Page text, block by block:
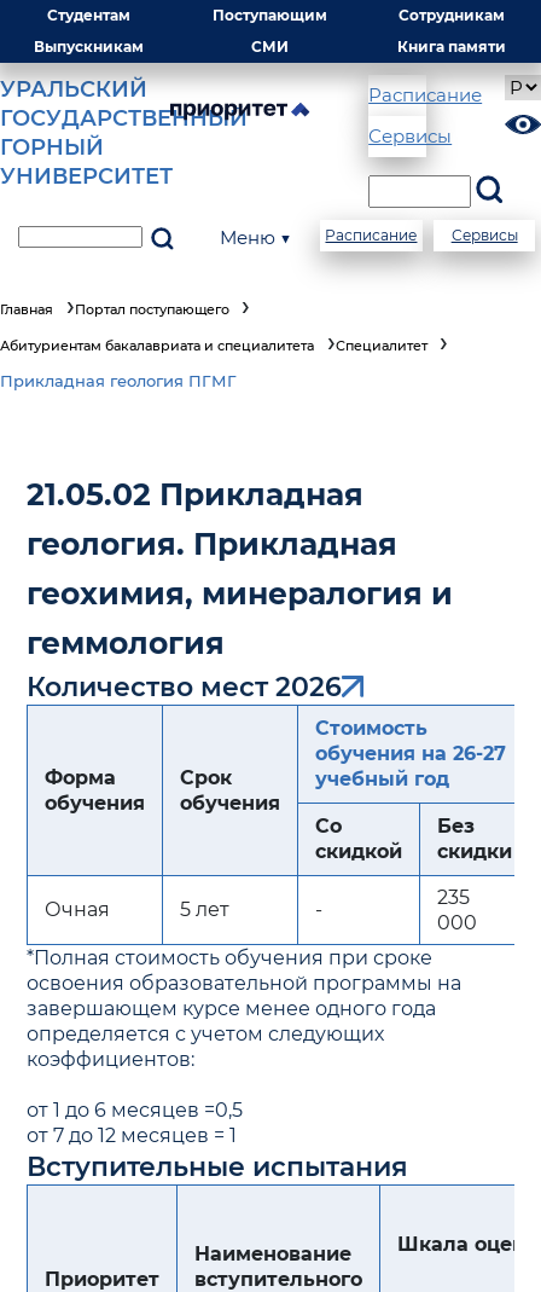
Студентам Поступающим
Сотрудникам
Выпускникам
СМИ Книга памяти
УРАЛЬСКИЙ
ГОСУДАРСТВЕННЫЙ
ГОРНЫЙ
УНИВЕРСИТЕТ
Расписание
Сервисы
Меню ▼ Расписание Сервисы
Главная Портал поступающего
Абитуриентам бакалавриата и специалитета Специалитет
Прикладная геология ПГМГ
21.05.02 Прикладная
геология. Прикладная
геохимия, минералогия и
геммология
Количество мест 2026
Форма
обучения
Срок
обучения
Стоимость
обучения на 26-27
учебный год
Со
скидкой
Без
скидки
Очная 5 лет -
235
000
*Полная стоимость обучения при сроке
освоения образовательной программы на
завершающем курсе менее одного года
определяется с учетом следующих
коэффициентов:
от 1 до 6 месяцев =0,5
от 7 до 12 месяцев = 1
Вступительные испытания
Приоритет
Наименование
вступительного
Шкала